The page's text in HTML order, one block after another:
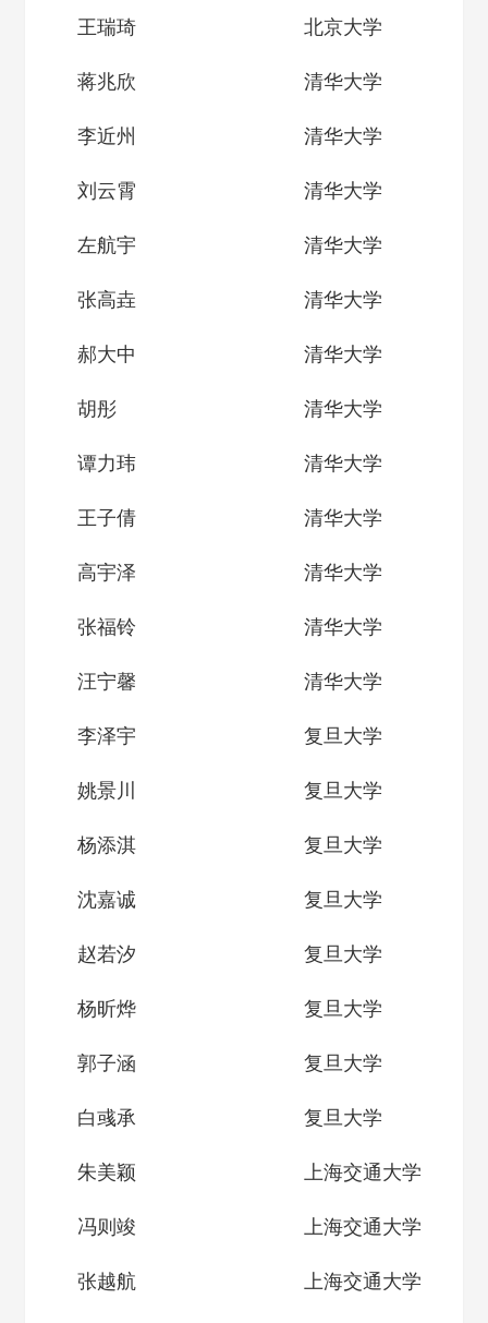
王瑞琦 北京大学
蒋兆欣 清华大学
李近州 清华大学
刘云霄 清华大学
左航宇 清华大学
张高垚 清华大学
郝大中 清华大学
胡彤 清华大学
谭力玮 清华大学
王子倩 清华大学
高宇泽 清华大学
张福铃 清华大学
汪宁馨 清华大学
李泽宇 复旦大学
姚景川 复旦大学
杨添淇 复旦大学
沈嘉诚 复旦大学
赵若汐 复旦大学
杨昕烨 复旦大学
郭子涵 复旦大学
白彧承 复旦大学
朱美颖 上海交通大学
冯则竣 上海交通大学
张越航 上海交通大学